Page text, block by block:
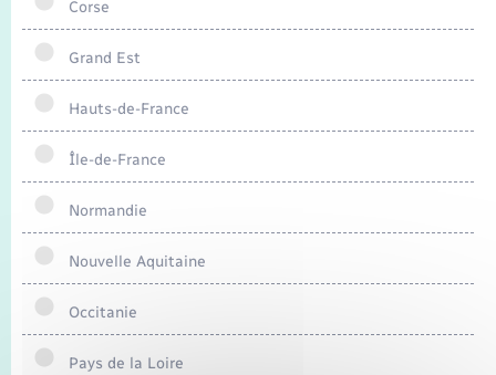
Corse
Grand Est
Hauts-de-France
Île-de-France
Normandie
Nouvelle Aquitaine
Occitanie
Pays de la Loire